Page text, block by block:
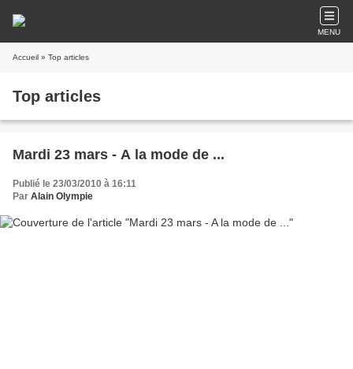
MENU
Accueil » Top articles
Top articles
Mardi 23 mars - A la mode de ...
Publié le 23/03/2010 à 16:11
Par Alain Olympie